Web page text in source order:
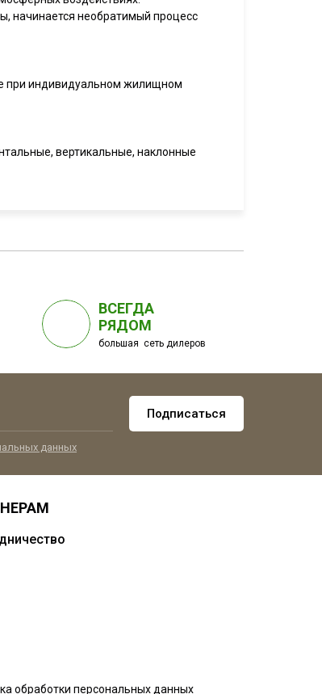
начинается необратимый процесс
при индивидуальном жилищном
вертикальные, наклонные
ВСЕГДА
РЯДОМ
большая сеть дилеров
Подписаться
данных
обработки персональных данных